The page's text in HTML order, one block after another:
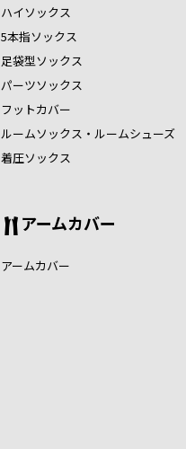
ハイソックス
5本指ソックス
足袋型ソックス
パーツソックス
フットカバー
ルームソックス・ルームシューズ
着圧ソックス
アームカバー
アームカバー